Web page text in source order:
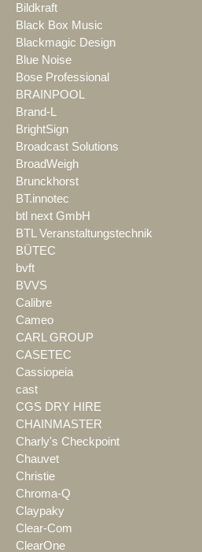
Bildkraft
Black Box Music
Blackmagic Design
Blue Noise
Bose Professional
BRAINPOOL
Brand-L
BrightSign
Broadcast Solutions
BroadWeigh
Brunckhorst
BT.innotec
btl next GmbH
BTL Veranstaltungstechnik
BÜTEC
bvft
BVVS
Calibre
Cameo
CARL GROUP
CASETEC
Cassiopeia
cast
CGS DRY HIRE
CHAINMASTER
Charly's Checkpoint
Chauvet
Christie
Chroma-Q
Claypaky
Clear-Com
ClearOne